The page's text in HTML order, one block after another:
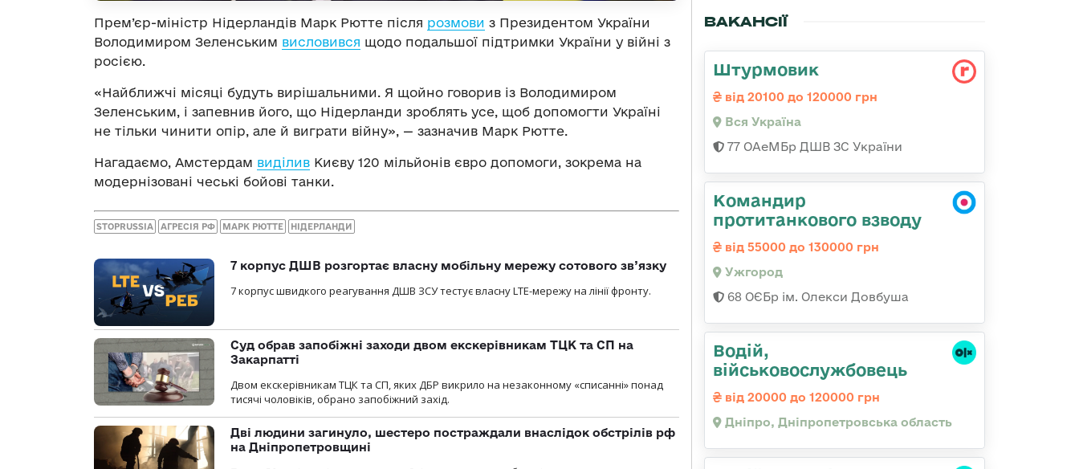
Прем’єр-міністр Нідерландів Марк Рютте після розмови з Президентом України
Володимиром Зеленським висловився щодо подальшої підтримки України у війні з
росією.
«Найближчі місяці будуть вирішальними. Я щойно говорив із Володимиром
Зеленським, і запевнив його, що Нідерланди зроблять усе, щоб допомогти Україні
не тільки чинити опір, але й виграти війну», — зазначив Марк Рютте.
Нагадаємо, Амстердам виділив Києву 120 мільйонів євро допомоги, зокрема на
модернізовані чеські бойові танки.
STOPRUSSIA АГРЕСІЯ РФ МАРК РЮТТЕ НІДЕРЛАНДИ
7 корпус ДШВ розгортає власну мобільну мережу сотового зв’язку
7 корпус швидкого реагування ДШВ ЗСУ тестує власну LTE-мережу на лінії фронту.
Суд обрав запобіжні заходи двом екскерівникам ТЦК та СП на
Закарпатті
Двом екскерівникам ТЦК та СП, яких ДБР викрило на незаконному «списанні» понад
тисячі чоловіків, обрано запобіжний захід.
Дві людини загинуло, шестеро постраждали внаслідок обстрілів рф
на Дніпропетровщині
ВАКАНСІЇ
Штурмовик
від 20100 до 120000 грн
Вся Україна
77 ОАеМБр ДШВ ЗС України
Командир
протитанкового взводу
від 55000 до 130000 грн
Ужгород
68 ОЄБр ім. Олекси Довбуша
Водій,
військовослужбовець
від 20000 до 120000 грн
Дніпро, Дніпропетровська область